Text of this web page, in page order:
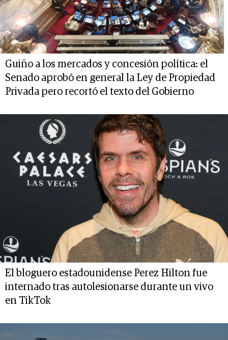
Guiño a los mercados y concesión política: el
Senado aprobó en general la Ley de Propiedad
Privada pero recortó el texto del Gobierno
El bloguero estadounidense Perez Hilton fue
internado tras autolesionarse durante un vivo
en TikTok